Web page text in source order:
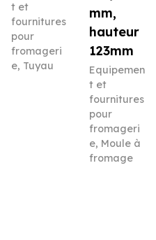
t et
fournitures
pour
fromageri
e, Tuyau
mm,
hauteur
123mm
Equipemen
t et
fournitures
pour
fromageri
e, Moule à
fromage